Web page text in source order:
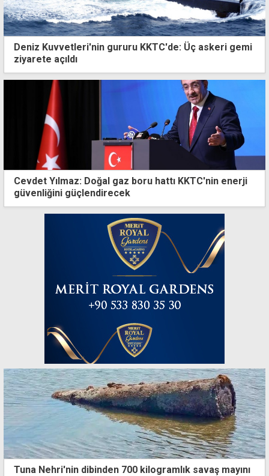
Deniz Kuvvetleri'nin gururu KKTC'de: Üç askeri gemi
ziyarete açıldı
Cevdet Yılmaz: Doğal gaz boru hattı KKTC'nin enerji
güvenliğini güçlendirecek
Tuna Nehri'nin dibinden 700 kilogramlık savaş mayını